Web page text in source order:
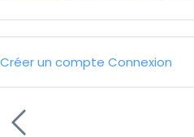
Créer un compte Connexion